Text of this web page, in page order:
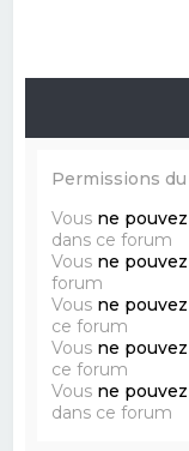
Permissions
Vous ne
dans ce forum
Vous ne
forum
Vous ne
ce forum
Vous ne
ce forum
Vous ne
dans ce forum